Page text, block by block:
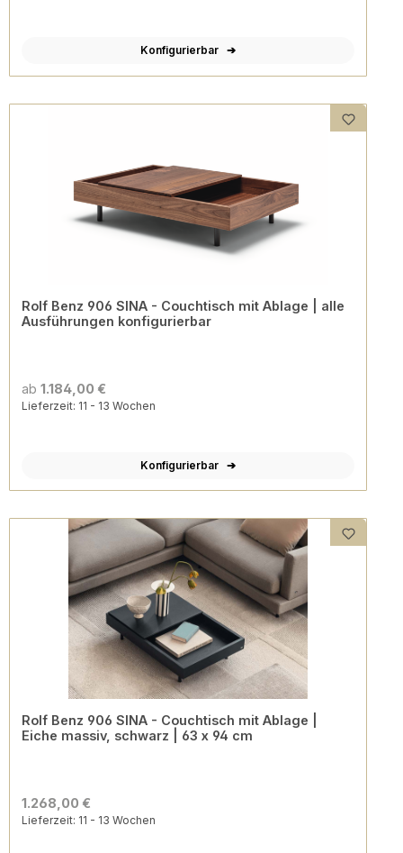
Konfigurierbar
Rolf Benz 906 SINA - Couchtisch mit Ablage | alle
Ausführungen konfigurierbar
ab 1.184,00 €
Lieferzeit: 11 - 13 Wochen
Konfigurierbar
Rolf Benz 906 SINA - Couchtisch mit Ablage |
Eiche massiv, schwarz | 63 x 94 cm
1.268,00 €
Lieferzeit: 11 - 13 Wochen